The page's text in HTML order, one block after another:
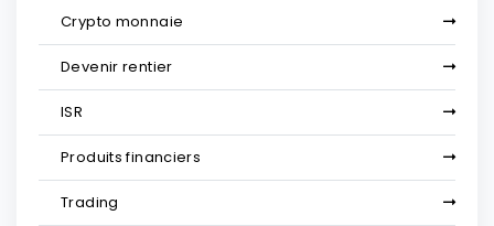
Crypto monnaie
Devenir rentier
ISR
Produits financiers
Trading